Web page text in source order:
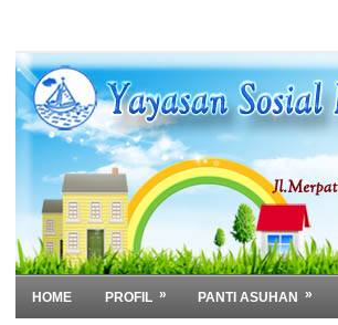
HOME PROFIL » PANTI ASUHAN »